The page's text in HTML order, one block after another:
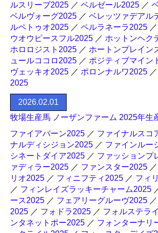
ルスリーブ2025 ／ ベルゼール2025 ／
ベルヴォーグ2025 ／ ベレッツァデアル
ルペトゥオ2025 ／ ペルラネーラ2025 ／
ウオウピースフル2025 ／ ホットンヘク
ホロロジスト2025 ／ ホートンプレイン
ュールココロ2025 ／ ポジティブマイン
ヴェッキオ2025 ／ ポロンナルワ2025 ／
2025
2026.02.01
牧場生産馬 ノーザンファーム 2025年生
ファイアバーン2025 ／ ファイナルスコ
ナルディシジョン2025 ／ ファインルー
シネートダイア2025 ／ ファッションプ
ァディラー2025 ／ ファンスター2025 ／
リオ2025 ／ フィニフティ2025 ／ フィ
／ フィンレイズラッキーチャーム2025
ース2025 ／ フェアリーグルーヴ2025 ／
2025 ／ フォドラ2025 ／ フォルステラ
ンタネットポー2025 ／ フォンターナリ